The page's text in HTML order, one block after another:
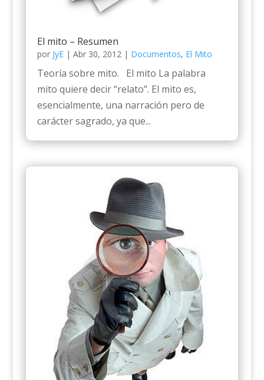
El mito – Resumen
por JyE| Abr 30, 2012| Documentos, El Mito
Teoría sobre mito. El mito La palabra
mito quiere decir “relato”. El mito es,
esencialmente, una narración pero de
carácter sagrado, ya que...